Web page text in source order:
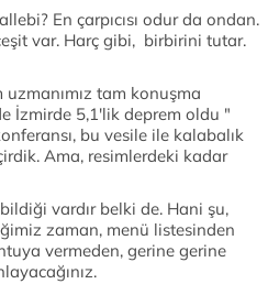
En çarpıcısı odur da ondan.
var. Harç gibi, birbirini tutar.
uzmanımız tam konuşma
İzmirde 5,1'lik deprem oldu "
bu vesile ile kalabalık
Ama, resimlerdeki kadar
vardır belki de. Hani şu,
zaman, menü listesinden
vermeden, gerine gerine